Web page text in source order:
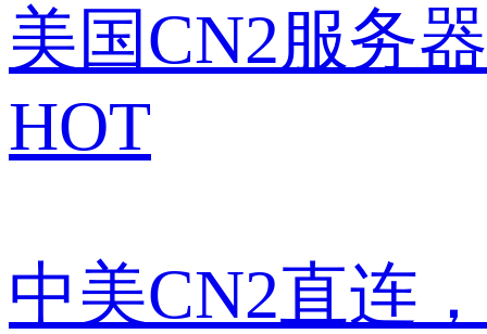
美国CN2服务器
HOT
中美CN2直连